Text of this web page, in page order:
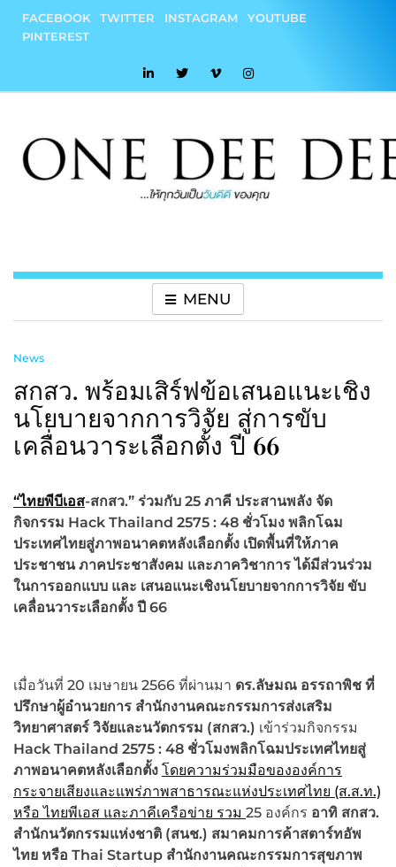
content
FACEBOOK TWITTER INSTAGRAM
YOUTUBE
PINTEREST
MENU
News
สกสว. พร้อมเสิร์ฟข้อเสนอแนะเชิง
นโยบายจากการวิจัย สู่การขับ
เคลื่อนวาระเลือกตั้ง ปี 66
“ไทยพีบีเอส-สกสว.” ร่วมกับ 25 ภาคี ประสานพลัง จัด
กิจกรรม Hack Thailand 2575 : 48 ชั่วโมง พลิกโฉม
ประเทศไทยสู่ภาพอนาคตหลังเลือกตั้ง เปิดพื้นที่ให้ภาค
ประชาชน ภาคประชาสังคม และภาควิชาการ ได้มีส่วนร่วม
ในการออกแบบ และ เสนอแนะเชิงนโยบายจากการวิจัย ขับ
เคลื่อนวาระเลือกตั้ง ปี 66
เมื่อวันที่ 20 เมษายน 2566 ที่ผ่านมา ดร.ลัษมณ อรรถาพิช ที่
ปรึกษาผู้อำนวยการ สำนักงานคณะกรรมการส่งเสริม
วิทยาศาสตร์ วิจัยและนวัตกรรม (สกสว.) เข้าร่วมกิจกรรม
Hack Thailand 2575 : 48 ชั่วโมงพลิกโฉมประเทศไทยสู่
ภาพอนาคตหลังเลือกตั้ง โดยความร่วมมือขององค์การ
กระจายเสียงและแพร่ภาพสาธารณะแห่งประเทศไทย (ส.ส.ท.)
หรือ ไทยพีเอส และภาคีเครือข่าย รวม 25 องค์กร อาทิ สกสว.
สำนักนวัตกรรมแห่งชาติ (สนช.) สมาคมการค้าสตาร์ทอัพ
ไทย หรือ Thai Startup สำนักงานคณะกรรมการสุขภาพ